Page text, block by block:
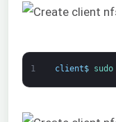
1 client$ sudo